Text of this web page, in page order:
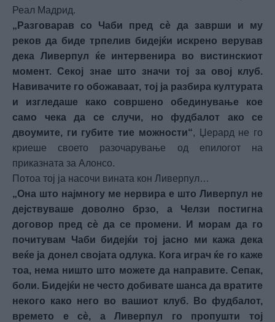
Реал Мадрид.
„Разговарав со Чаби пред сè да заврши и му
реков да биде трпелив бидејќи искрено верував
дека Ливерпул ќе интервенира во вистинскиот
момент. Секој знае што значи тој за овој клуб.
Навивачите го обожаваат, тој ја разбира културата
и изгледаше како совршено обединување кое
само чека да се случи, но фудбалот ако се
двоумите, ги губите тие можности“, Џерард не го
криеше своето разочарување од епилогот на
приказната за Алонсо.
Потоа тој ја насочи вината кон Ливерпул…
„Она што најмногу ме нервира е што Ливерпул не
дејствуваше доволно брзо, а Челзи постигна
договор пред сè да се промени. И морам да го
почитувам Чаби бидејќи тој јасно ми кажа дека
веќе ја донел својата одлука. Кога играч ќе го каже
тоа, нема ништо што можете да направите. Сепак,
боли. Бидејќи не често добивате шанса да вратите
некого како него во вашиот клуб. Во фудбалот,
времето е сè, а Ливерпул го пропушти тој